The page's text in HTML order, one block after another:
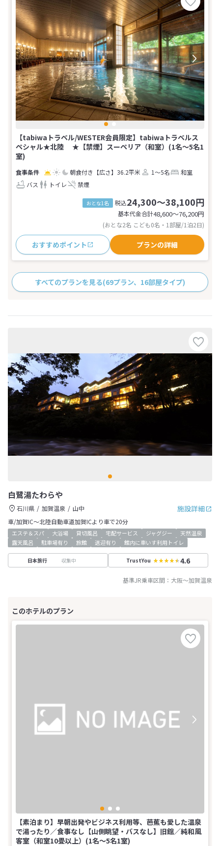
【tabiwaトラベル/WESTER会員限定】tabiwaトラベルス
ペシャル★北陸 ★【禁煙】スーペリア（和室）(1名～5名1
室)
朝食付き 【広さ】36.2平米 1～5名
和室
バス
トイレ 禁煙
おとな1名 税込24,300～38,100円
基本代金合計48,600〜76,200円
(おとな2名 こども0名・1部屋/1泊2日)
おすすめポイント プランの詳細
すべてのプランを見る(69プラン、16部屋タイプ)
白鷺湯たわらや
施設詳細
石川県 加賀温泉
山中
車/加賀IC～北陸自動車道加賀ICより車で20分
エステ＆スパ 大浴場 貸切風呂 宅配サービス ジャグジー
天然温泉
露天風呂
駐車場有り 旅館 送迎有り 館内に車いす利用トイレ
日本旅行 収集中 TrustYou 4.6
基準JR乗車区間： 大阪～加賀温泉
【素泊まり】早朝出発やビジネス利用等、芭蕉も愛した温泉
で湯ったり／食事なし【山側眺望・バスなし】旧館／純和風
客室（和室10畳以上）(1名～5名1室)